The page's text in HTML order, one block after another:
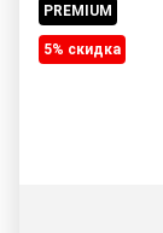
PREMIUM
5% cкидка